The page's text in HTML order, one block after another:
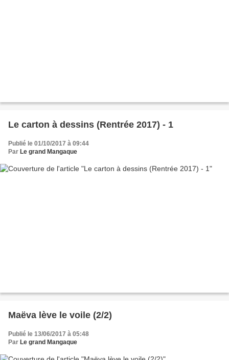
Le carton à dessins (Rentrée 2017) - 1
Publié le 01/10/2017 à 09:44
Par Le grand Mangaque
Maëva lève le voile (2/2)
Publié le 13/06/2017 à 05:48
Par Le grand Mangaque